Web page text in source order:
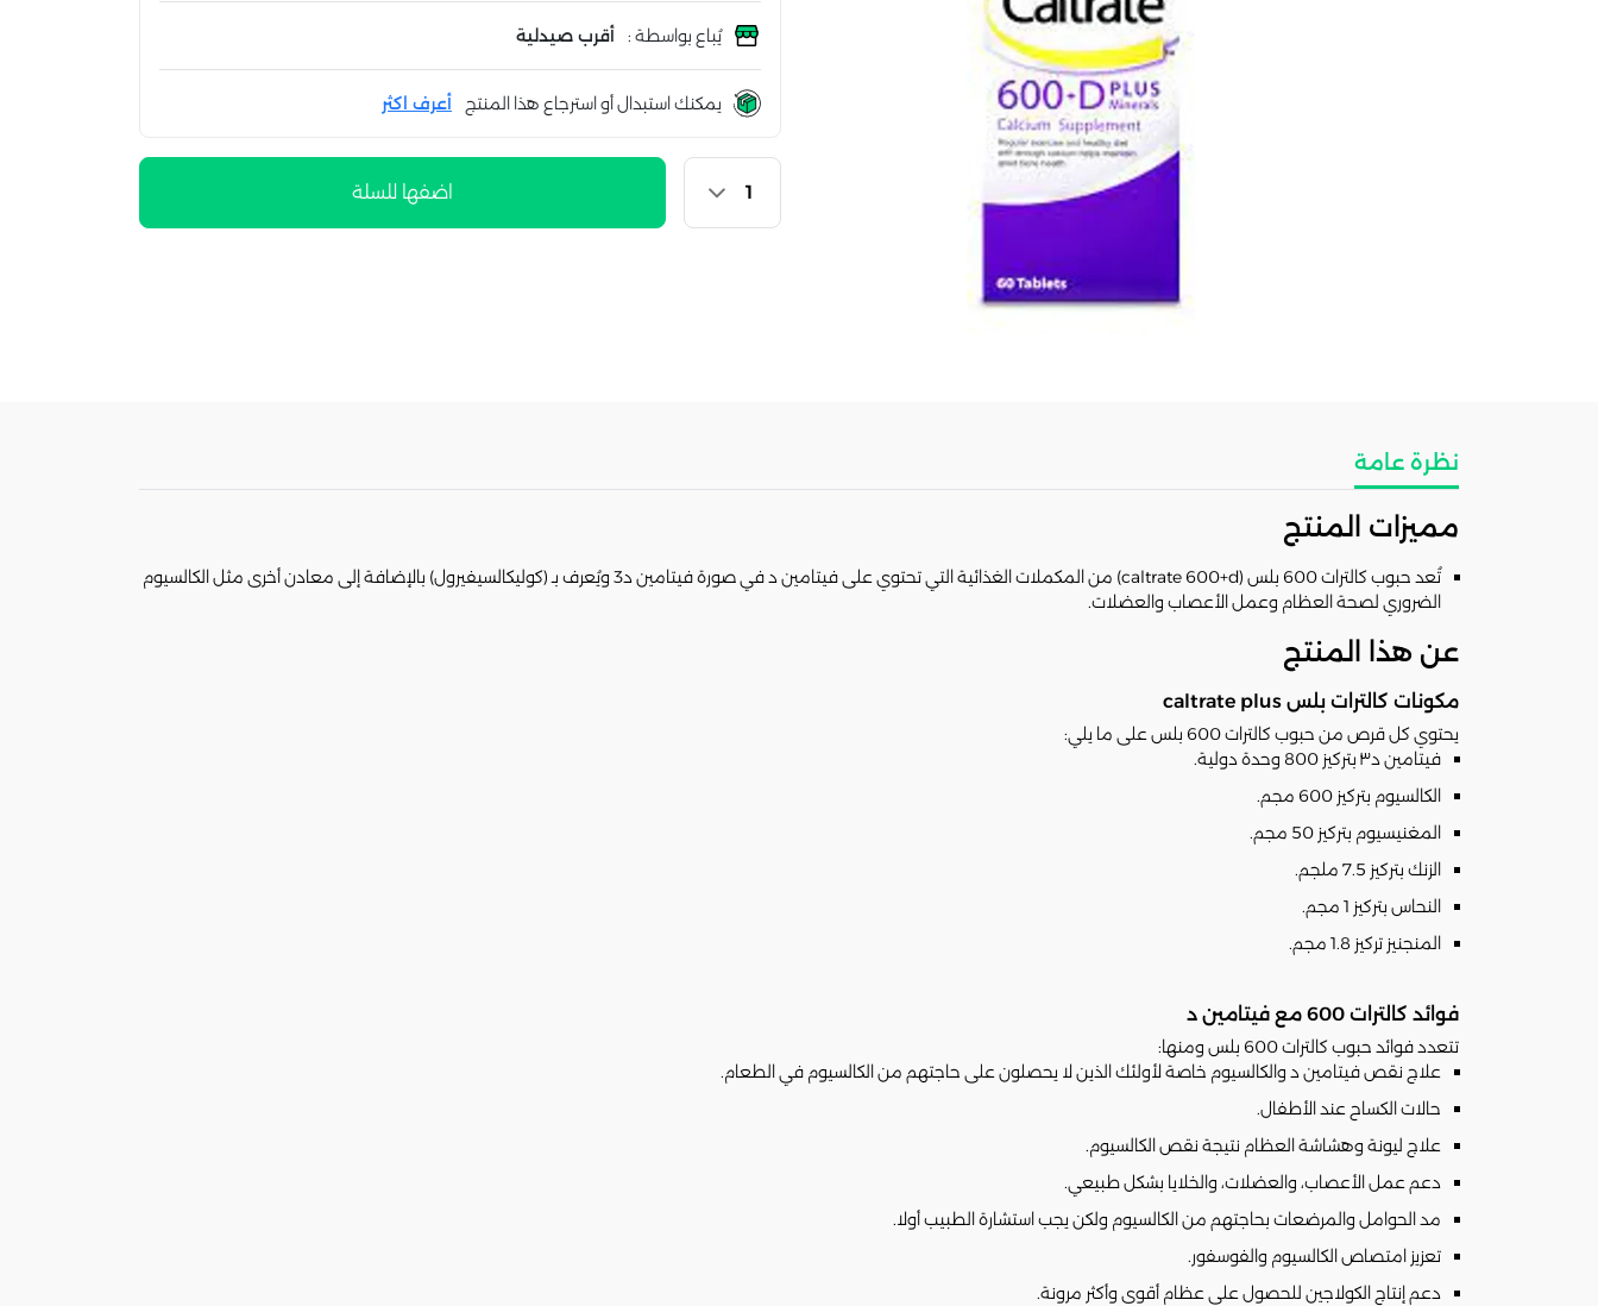
يُباع بواسطة : أقرب صيدلية
يمكنك استبدال أو استرجاع هذا المنتج أعرف اكثر
اضفها للسلة
نظرة عامة
مميزات المنتج
تُعد حبوب كالترات 600 بلس (caltrate 600+d) من المكملات الغذائية التي تحتوي على فيتامين د في صورة فيتامين د3 ويُعرف بـ (كوليكالسيفيرول) بالإضافة إلى معادن أخرى مثل الكالسيوم
الضروري لصحة العظام وعمل الأعصاب والعضلات.
عن هذا المنتج
مكونات كالترات بلس caltrate plus
يحتوي كل قرص من حبوب كالترات 600 بلس على ما يلي:
فيتامين د٣ بتركيز 800 وحدة دولية.
الكالسيوم بتركيز 600 مجم.
المغنيسيوم بتركيز 50 مجم.
الزنك بتركيز 7.5 ملجم.
النحاس بتركيز 1 مجم.
المنجنيز تركيز 1.8 مجم.
فوائد كالترات 600 مع فيتامين د
تتعدد فوائد حبوب كالترات 600 بلس ومنها:
علاج نقص فيتامين د والكالسيوم خاصة لأولئك الذين لا يحصلون على حاجتهم من الكالسيوم في الطعام.
حالات الكساح عند الأطفال.
علاج ليونة وهشاشة العظام نتيجة نقص الكالسيوم.
دعم عمل الأعصاب، والعضلات، والخلايا بشكل طبيعي.
مد الحوامل والمرضعات بحاجتهم من الكالسيوم ولكن يجب استشارة الطبيب أولا.
تعزيز امتصاص الكالسيوم والفوسفور.
دعم إنتاج الكولاجين للحصول على عظام أقوى وأكثر مرونة.